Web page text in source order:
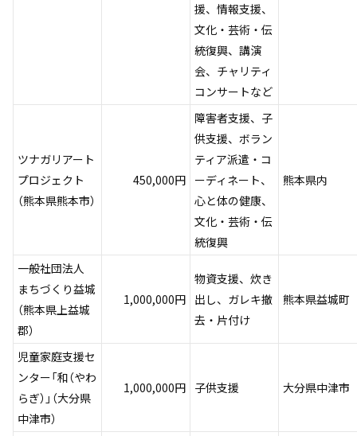
援、情報支援、
文化・芸術・伝
統復興、講演
会、チャリティ
コンサートなど
ツナガリアート
プロジェクト
（熊本県熊本市）
450,000円
障害者支援、子
供支援、ボラン
ティア派遣・コ
ーディネート、
心と体の健康、
文化・芸術・伝
統復興
熊本県内
一般社団法人
まちづくり益城
（熊本県上益城
郡）
1,000,000円
物資支援、炊き
出し、ガレキ撤
去・片付け
熊本県益城町
児童家庭支援セ
ンター「和（やわ
らぎ）」（大分県
中津市）
1,000,000円 子供支援 大分県中津市